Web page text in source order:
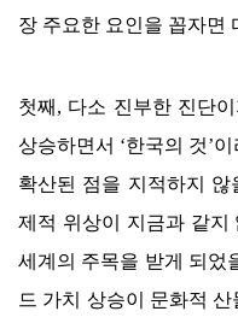
장 주요한 요인을 꼽자면
첫째 , 다소 진부한 진단
상승하면서 ‘한국의 것’이
확산된 점을 지적하지 않
제적 위상이 지금과 같지
세계의 주목을 받게 되었
드 가치 상승이 문화적